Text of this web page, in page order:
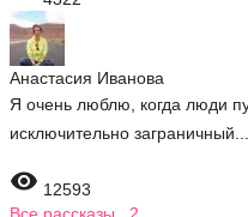
Анастасия Иванова
Я очень люблю, когда люди
исключительно заграничный...
 12593